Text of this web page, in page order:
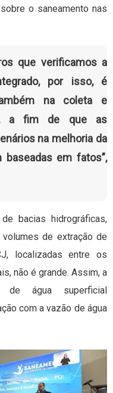
o saneamento nas
que verificamos a
por isso, é
na coleta e
a fim de que as
na melhoria da
baseadas em fatos”,
bacias hidrográficas,
de extração de
localizadas entre os
não é grande. Assim, a
de água superficial
com a vazão de água